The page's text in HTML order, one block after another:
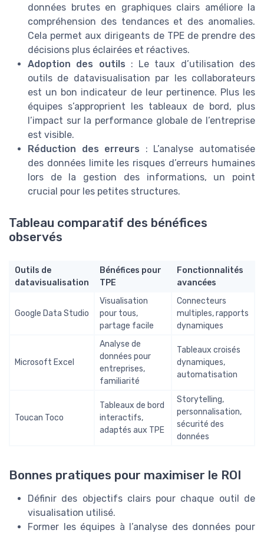
données brutes en graphiques clairs améliore la
compréhension des tendances et des anomalies.
Cela permet aux dirigeants de TPE de prendre des
décisions plus éclairées et réactives.
Adoption des outils : Le taux d’utilisation des
outils de datavisualisation par les collaborateurs
est un bon indicateur de leur pertinence. Plus les
équipes s’approprient les tableaux de bord, plus
l’impact sur la performance globale de l’entreprise
est visible.
Réduction des erreurs : L’analyse automatisée
des données limite les risques d’erreurs humaines
lors de la gestion des informations, un point
crucial pour les petites structures.
Tableau comparatif des bénéfices
observés
Outils de
datavisualisation
Bénéfices pour
TPE
Fonctionnalités
avancées
Google Data Studio
Visualisation
pour tous,
partage facile
Connecteurs
multiples, rapports
dynamiques
Microsoft Excel
Analyse de
données pour
entreprises,
familiarité
Tableaux croisés
dynamiques,
automatisation
Toucan Toco
Tableaux de bord
interactifs,
adaptés aux TPE
Storytelling,
personnalisation,
sécurité des
données
Bonnes pratiques pour maximiser le ROI
Définir des objectifs clairs pour chaque outil de
visualisation utilisé.
Former les équipes à l’analyse des données pour